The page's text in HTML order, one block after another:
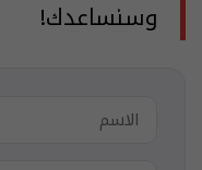
وسنساعدك!